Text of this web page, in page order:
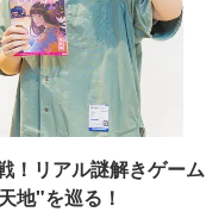
！リアル謎解きゲーム
地"を巡る！